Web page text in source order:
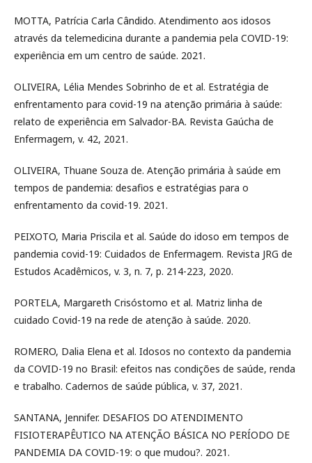
MOTTA, Patrícia Carla Cândido. Atendimento aos idosos
através da telemedicina durante a pandemia pela COVID-19:
experiência em um centro de saúde. 2021.
OLIVEIRA, Lélia Mendes Sobrinho de et al. Estratégia de
enfrentamento para covid-19 na atenção primária à saúde:
relato de experiência em Salvador-BA. Revista Gaúcha de
Enfermagem, v. 42, 2021.
OLIVEIRA, Thuane Souza de. Atenção primária à saúde em
tempos de pandemia: desafios e estratégias para o
enfrentamento da covid-19. 2021.
PEIXOTO, Maria Priscila et al. Saúde do idoso em tempos de
pandemia covid-19: Cuidados de Enfermagem. Revista JRG de
Estudos Acadêmicos, v. 3, n. 7, p. 214-223, 2020.
PORTELA, Margareth Crisóstomo et al. Matriz linha de
cuidado Covid-19 na rede de atenção à saúde. 2020.
ROMERO, Dalia Elena et al. Idosos no contexto da pandemia
da COVID-19 no Brasil: efeitos nas condições de saúde, renda
e trabalho. Cadernos de saúde pública, v. 37, 2021.
SANTANA, Jennifer. DESAFIOS DO ATENDIMENTO
FISIOTERAPÊUTICO NA ATENÇÃO BÁSICA NO PERÍODO DE
PANDEMIA DA COVID-19: o que mudou?. 2021.